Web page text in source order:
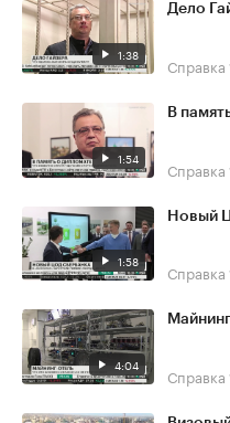
1:38
Дело
Справка
1:54
В
Справка
1:58
Новый
Справка
4:04 Справка